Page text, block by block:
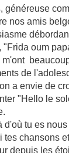
généreuse
nos amis
"Frida oum
de
a envie de
"Hello le
d'où tu es
tes chansons
depuis les